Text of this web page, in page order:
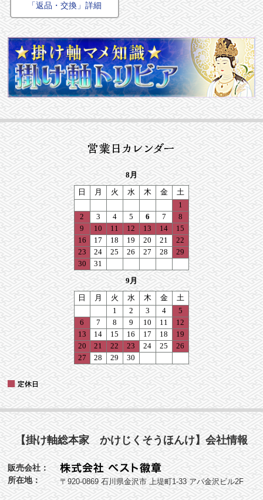
「返品・交換」詳細
【掛け軸総本家 かけじくそうほんけ】会社情報
販売会社：
所在地：
〒920-0869 石川県金沢市 上堤町1-33 アパ金沢ビル2F